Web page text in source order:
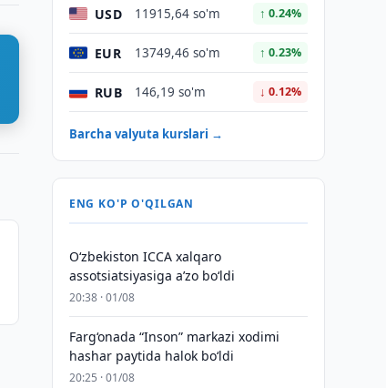
USD 11915,64 so'm ↑ 0.24%
EUR 13749,46 so'm ↑ 0.23%
RUB 146,19 so'm ↓ 0.12%
Barcha valyuta kurslari →
ENG KO'P O'QILGAN
O‘zbekiston ICCA xalqaro
assotsiatsiyasiga aʼzo bo‘ldi
20:38 · 01/08
Farg‘onada “Inson” markazi xodimi
hashar paytida halok bo‘ldi
20:25 · 01/08